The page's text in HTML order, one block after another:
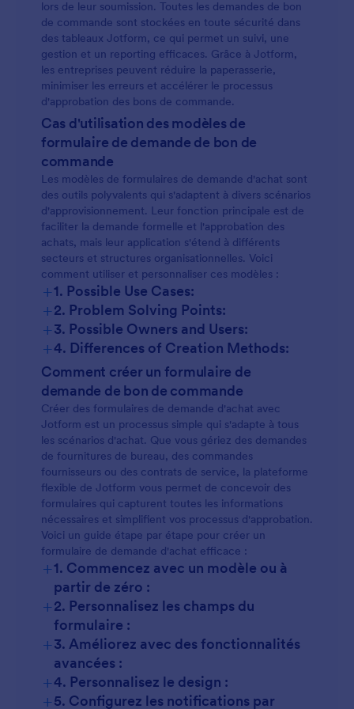
lors de leur soumission. Toutes les demandes de bon
de commande sont stockées en toute sécurité dans
des tableaux Jotform, ce qui permet un suivi, une
gestion et un reporting efficaces. Grâce à Jotform,
les entreprises peuvent réduire la paperasserie,
minimiser les erreurs et accélérer le processus
d'approbation des bons de commande.
Cas d'utilisation des modèles de
formulaire de demande de bon de
commande
Les modèles de formulaires de demande d'achat sont
des outils polyvalents qui s'adaptent à divers scénarios
d'approvisionnement. Leur fonction principale est de
faciliter la demande formelle et l'approbation des
achats, mais leur application s'étend à différents
secteurs et structures organisationnelles. Voici
comment utiliser et personnaliser ces modèles :
+1. Possible Use Cases:
+2. Problem Solving Points:
+3. Possible Owners and Users:
+4. Differences of Creation Methods:
Demandes internes :
Commandes des fournisseurs :
Contrats de service :
Réapprovisionnement des stocks :
Comment créer un formulaire de
demande de bon de commande
Créer des formulaires de demande d'achat avec
Jotform est un processus simple qui s'adapte à tous
les scénarios d'achat. Que vous gériez des demandes
de fournitures de bureau, des commandes
fournisseurs ou des contrats de service, la plateforme
flexible de Jotform vous permet de concevoir des
formulaires qui capturent toutes les informations
nécessaires et simplifient vos processus d'approbation.
Voici un guide étape par étape pour créer un
formulaire de demande d'achat efficace :
+1. Commencez avec un modèle ou à
partir de zéro :
+2. Personnalisez les champs du
formulaire :
+3. Améliorez avec des fonctionnalités
avancées :
+4. Personnalisez le design :
+5. Configurez les notifications par